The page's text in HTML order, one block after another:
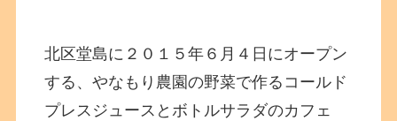
北区堂島に２０１５年６月４日にオープン
する、やなもり農園の野菜で作るコールド
プレスジュースとボトルサラダのカフェ